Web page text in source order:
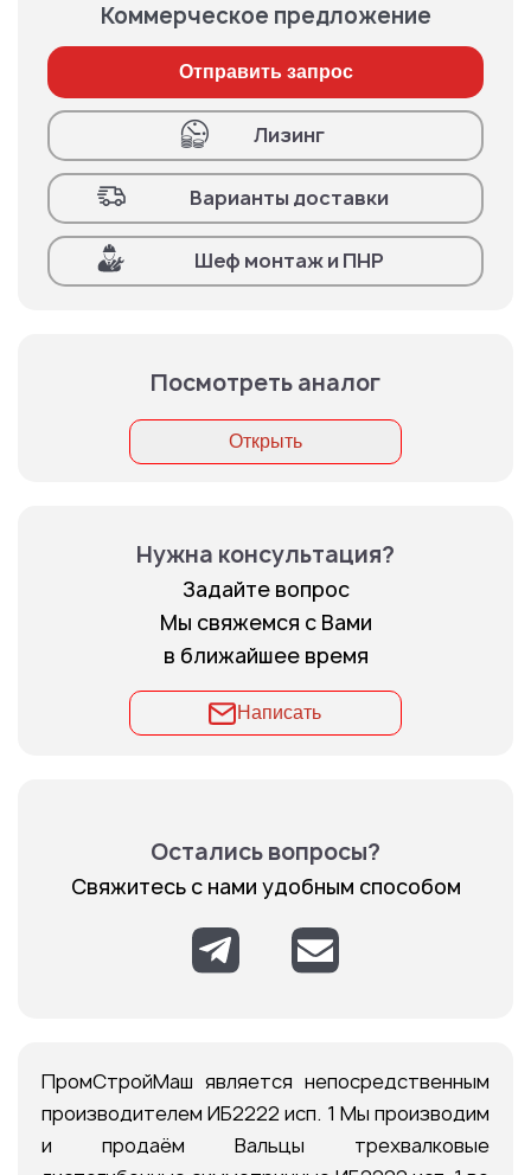
Коммерческое предложение
Отправить запрос
Лизинг
Варианты доставки
Шеф монтаж и ПНР
Посмотреть аналог
Открыть
Нужна консультация?
Задайте вопрос
Мы свяжемся с Вами
в ближайшее время
Написать
Остались вопросы?
Свяжитесь с нами удобным способом
ПромСтройМаш является непосредственным
производителем ИБ2222 исп. 1 Мы производим
и продаём Вальцы трехвалковые